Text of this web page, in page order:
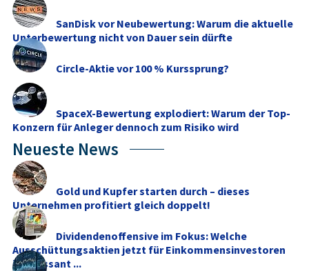
SanDisk vor Neubewertung: Warum die aktuelle
Unterbewertung nicht von Dauer sein dürfte
Circle-Aktie vor 100 % Kurssprung?
SpaceX-Bewertung explodiert: Warum der Top-
Konzern für Anleger dennoch zum Risiko wird
Neueste News
Gold und Kupfer starten durch – dieses
Unternehmen profitiert gleich doppelt!
Dividendenoffensive im Fokus: Welche
Ausschüttungsaktien jetzt für Einkommensinvestoren
interessant ...